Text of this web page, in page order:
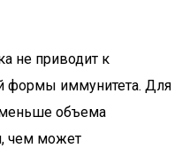
не приводит к
формы иммунитета. Для
меньше объема
чем может